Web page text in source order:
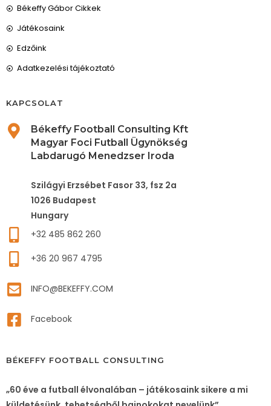
Békeffy Gábor Cikkek
Játékosaink
Edzőink
Adatkezelési tájékoztató
KAPCSOLAT
Békeffy Football Consulting Kft
Magyar Foci Futball Ügynökség
Labdarugó Menedzser Iroda
Szilágyi Erzsébet Fasor 33, fsz 2a
1026 Budapest
Hungary
+32 485 862 260
+36 20 967 4795
INFO@BEKEFFY.COM
Facebook
BÉKEFFY FOOTBALL CONSULTING
„60 éve a futball élvonalában – játékosaink sikere a mi